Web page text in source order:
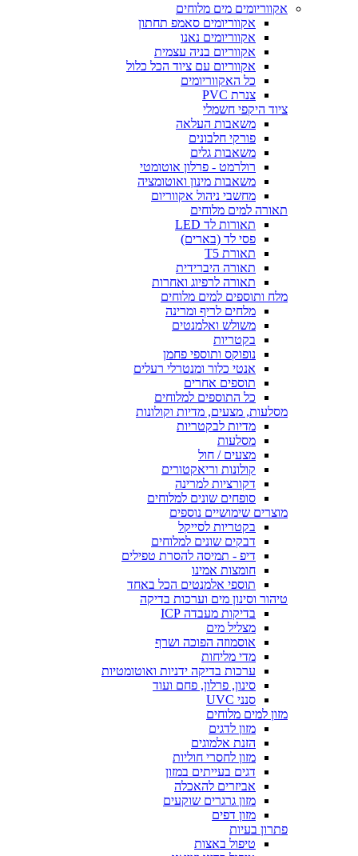
אקווריומים מים מלוחים
אקווריומים סאמפ תחתון
אקווריומים נאנו
אקווריום בניה עצמית
אקווריום עם ציוד הכל כלול
כל האקווריומים
צנרת PVC
ציוד היקפי חשמלי
משאבות העלאה
פורקי חלבונים
משאבות גלים
רולרמט - פרלון אוטומטי
משאבות מינון ואוטומציה
מחשבי ניהול אקווריום
תאורה למים מלוחים
תאורות לד LED
פסי לד (בארים)
תאורת T5
תאורה היברידית
תאורה לרפיוג ואחרות
מלח ותוספים למים מלוחים
מלחים לריף ומרינה
משולש ואלמנטים
בקטריות
נופוקס ותוספי פחמן
אנטי כלור ומנטרלי רעלים
תוספים אחרים
כל התוספים למלוחים
מסלעות, מצעים, מדיות וקולונות
מדיות לבקטריות
מסלעות
מצעים / חול
קולונות וריאקטורים
דקורציות למרינה
סופחים שונים למלוחים
מוצרים שימושיים נוספים
בקטריות לסייקל
דבקים שונים למלוחים
דיפ - תמיסה להסרת טפילים
חומצות אמינו
תוספי אלמנטים הכל באחד
טיהור וסינון מים וערכות בדיקה
בדיקות מעבדה ICP
מצליל מים
אוסמוזה הפוכה ושרף
מדי מליחות
ערכות בדיקה ידניות ואוטומטיות
סינון, פרלון, פחם ועוד
סנני UVC
מזון למים מלוחים
מזון לדגים
הזנת אלמוגים
מזון לחסרי חוליות
דגים בעייתים במזון
אביזרים להאכלה
מזון גרגרים שוקעים
מזון דפים
פתרון בעיות
טיפול באצות